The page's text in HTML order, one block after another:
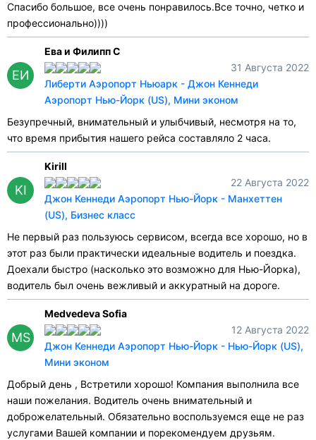
Спасибо большое, все очень понравилось.Все точно, четко и
профессионально))))
ЕИ
Ева и Филипп С
31 Августа 2022
Либерти Аэропорт Ньюарк - Джон Кеннеди
Аэропорт Нью-Йорк (US), Мини эконом
Безупречный, внимательный и улыбчивый, несмотря на то,
что время прибытия нашего рейса составляло 2 часа.
KI
Kirill
22 Августа 2022
Джон Кеннеди Аэропорт Нью-Йорк - Манхеттен
(US), Бизнес класс
Не первый раз пользуюсь сервисом, всегда все хорошо, но в
этот раз были практически идеальные водитель и поездка.
Доехали быстро (насколько это возможно для Нью-Йорка),
водитель был очень вежливый и аккуратный на дороге.
MS
Medvedeva Sofia
12 Августа 2022
Джон Кеннеди Аэропорт Нью-Йорк - Нью-Йорк (US),
Мини эконом
Добрый день , Встретили хорошо! Компания выполнила все
наши пожелания. Водитель очень внимательный и
доброжелательный. Обязательно воспользуемся еще не раз
услугами Вашей компании и порекомендуем друзьям.